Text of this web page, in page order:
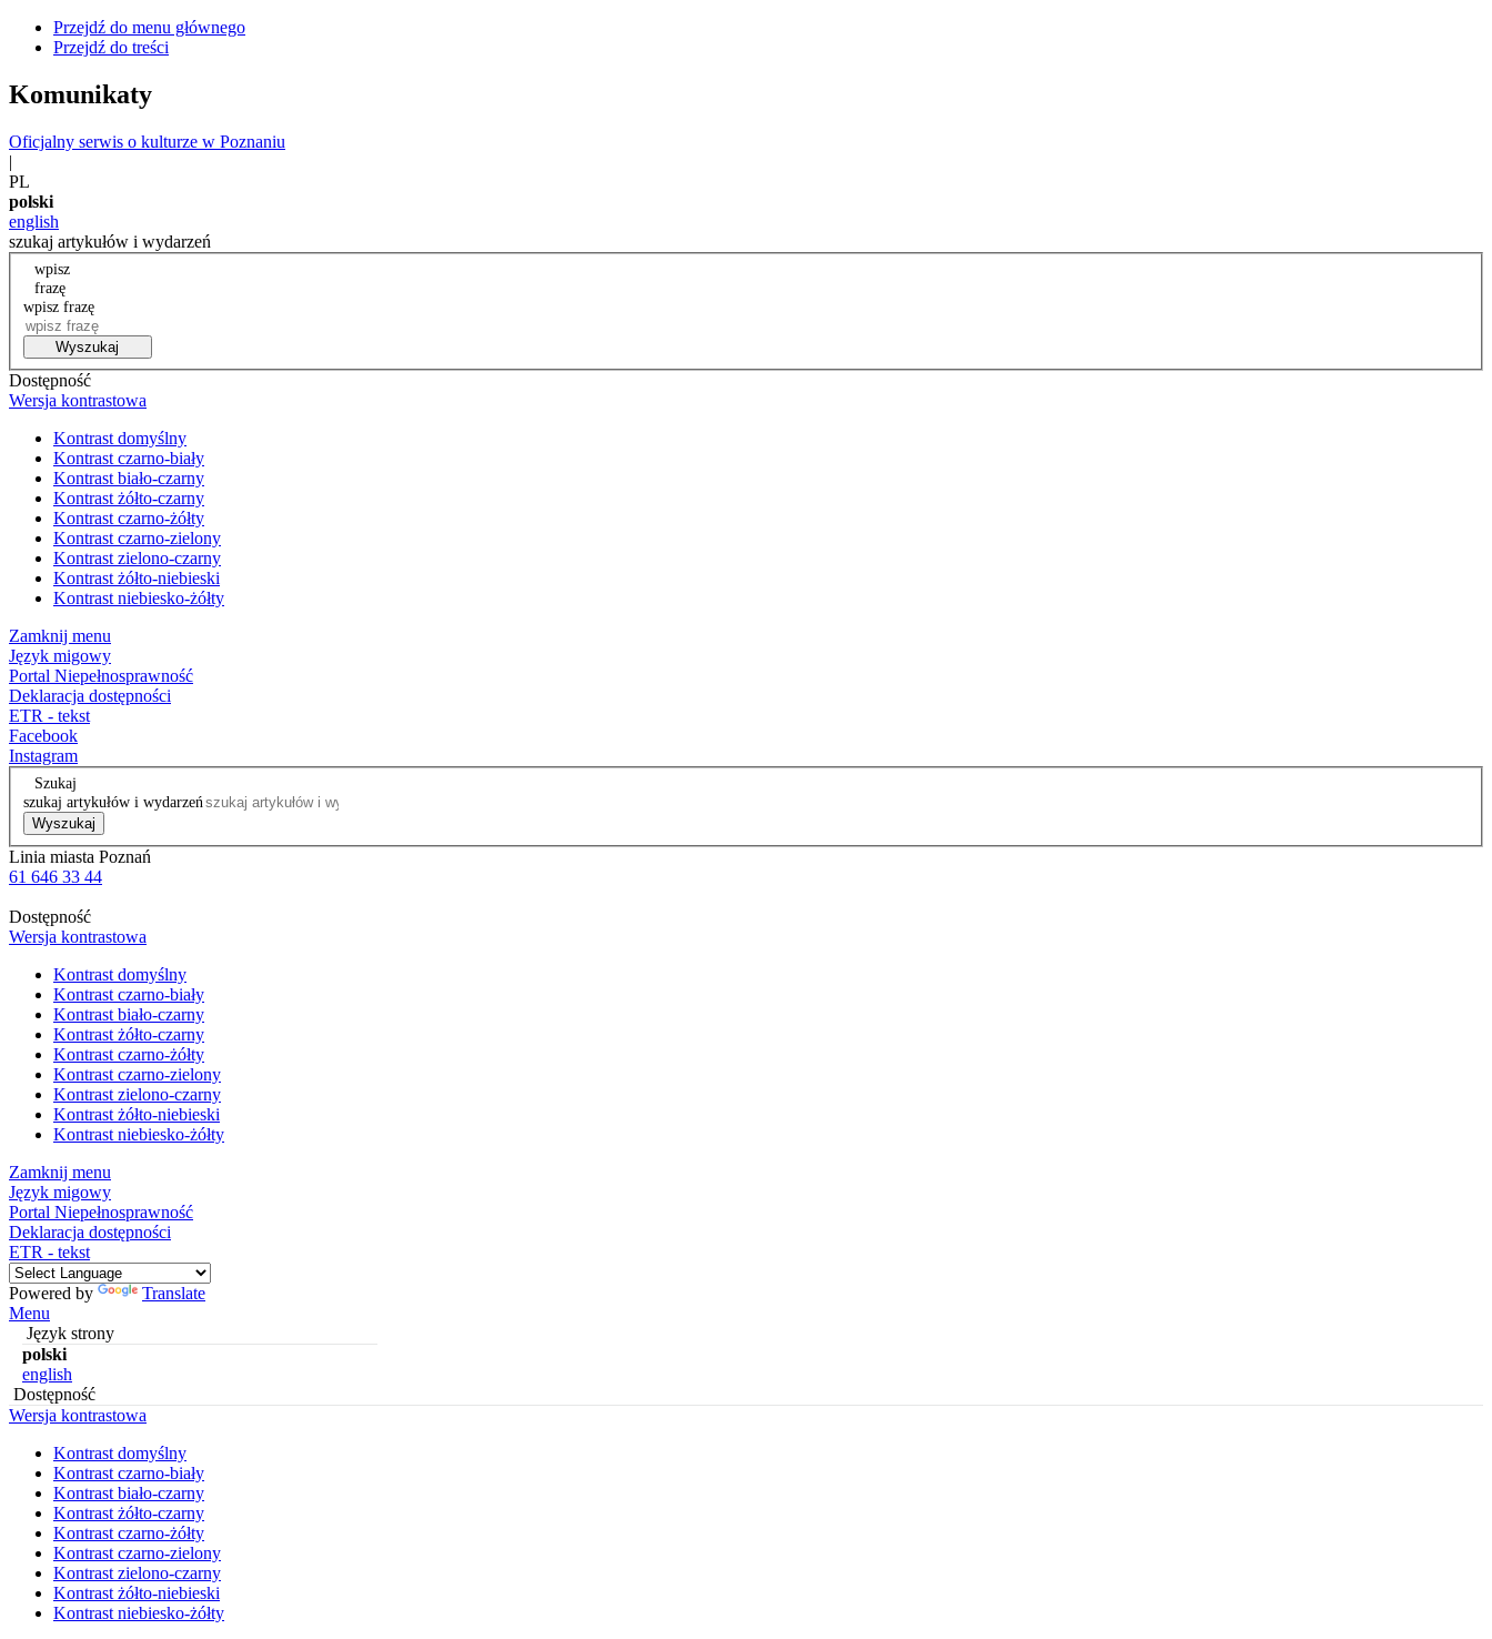
Przejdź do menu głównego
Przejdź do treści
Komunikaty
Oficjalny serwis o kulturze w Poznaniu
|
PL
polski
english
szukaj artykułów i wydarzeń
wpisz
frazę
wpisz frazę
Wyszukaj
Dostępność
Wersja kontrastowa
Kontrast domyślny
Kontrast czarno-biały
Kontrast biało-czarny
Kontrast żółto-czarny
Kontrast czarno-żółty
Kontrast czarno-zielony
Kontrast zielono-czarny
Kontrast żółto-niebieski
Kontrast niebiesko-żółty
Zamknij menu
Język migowy
Portal Niepełnosprawność
Deklaracja dostępności
ETR - tekst
Facebook
Instagram
Szukaj
szukaj artykułów i wydarzeń
Wyszukaj
Linia miasta Poznań
61 646 33 44
Dostępność
Wersja kontrastowa
Kontrast domyślny
Kontrast czarno-biały
Kontrast biało-czarny
Kontrast żółto-czarny
Kontrast czarno-żółty
Kontrast czarno-zielony
Kontrast zielono-czarny
Kontrast żółto-niebieski
Kontrast niebiesko-żółty
Zamknij menu
Język migowy
Portal Niepełnosprawność
Deklaracja dostępności
ETR - tekst
Powered by
Translate
Menu
Język strony
polski
english
Dostępność
Wersja kontrastowa
Kontrast domyślny
Kontrast czarno-biały
Kontrast biało-czarny
Kontrast żółto-czarny
Kontrast czarno-żółty
Kontrast czarno-zielony
Kontrast zielono-czarny
Kontrast żółto-niebieski
Kontrast niebiesko-żółty